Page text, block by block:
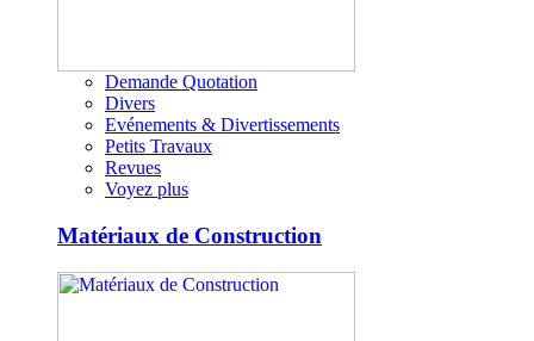
Demande Quotation
Divers
Evénements & Divertissements
Petits Travaux
Revues
Voyez plus
Matériaux de Construction